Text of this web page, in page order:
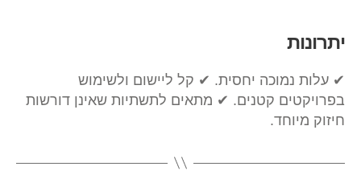
יתרונות
✔ עלות נמוכה יחסית. ✔ קל ליישום ולשימוש
בפרויקטים קטנים. ✔ מתאים לתשתיות שאינן דורשות
חיזוק מיוחד.